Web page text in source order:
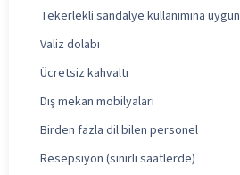
Tekerlekli sandalye kullanımına
Valiz dolabı
Ücretsiz kahvaltı
Dış mekan mobilyaları
Birden fazla dil bilen personel
Resepsiyon (sınırlı saatlerde)